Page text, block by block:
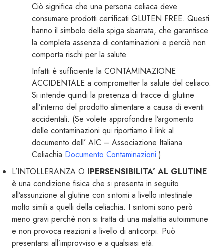
Ciò significa che una persona celiaca deve
consumare prodotti certificati GLUTEN FREE. Questi
hanno il simbolo della spiga sbarrata, che garantisce
la completa assenza di contaminazioni e perciò non
comporta rischi per la salute.
Infatti è sufficiente la CONTAMINAZIONE
ACCIDENTALE a comprometter la salute del celiaco.
Si intende quindi la presenza di tracce di glutine
all’interno del prodotto alimentare a causa di eventi
accidentali. (Se volete approfondire l’argomento
delle contaminazioni qui riportiamo il link al
documento dell’ AIC – Associazione Italiana
Celiachia Documento Contaminazioni )
L’INTOLLERANZA O IPERSENSIBILITA’ AL GLUTINE
è una condizione fisica che si presenta in seguito
all’assunzione al glutine con sintomi a livello intestinale
molto simili a quelli della celiachia. I sintomi sono però
meno gravi perchè non si tratta di una malattia autoimmune
e non provoca reazioni a livello di anticorpi. Può
presentarsi all’improvviso e a qualsiasi età.